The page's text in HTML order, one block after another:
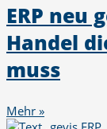
ERP neu
Handel
muss
Mehr »